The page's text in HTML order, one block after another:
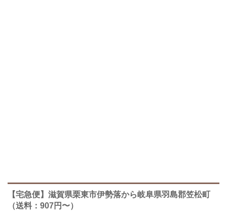
【宅急便】滋賀県栗東市伊勢落から岐阜県羽島郡笠松町
（送料：907円〜）